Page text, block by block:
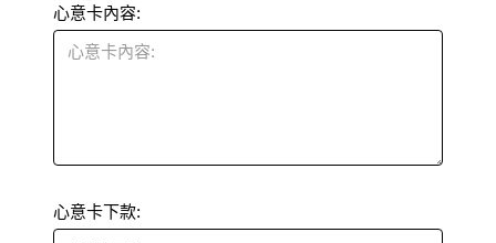
心意卡內容:
心意卡下款: